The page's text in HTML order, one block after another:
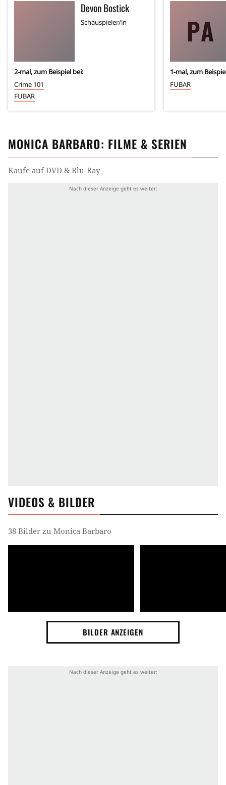
Devon Bostick
Schauspieler/in
2-mal, zum Beispiel bei:
Crime 101
FUBAR
PA
1-mal, zum
FUBAR
MONICA BARBARO: FILME & SERIEN
Kaufe auf DVD & Blu-Ray
VIDEOS & BILDER
38 Bilder zu Monica Barbaro
BILDER ANZEIGEN